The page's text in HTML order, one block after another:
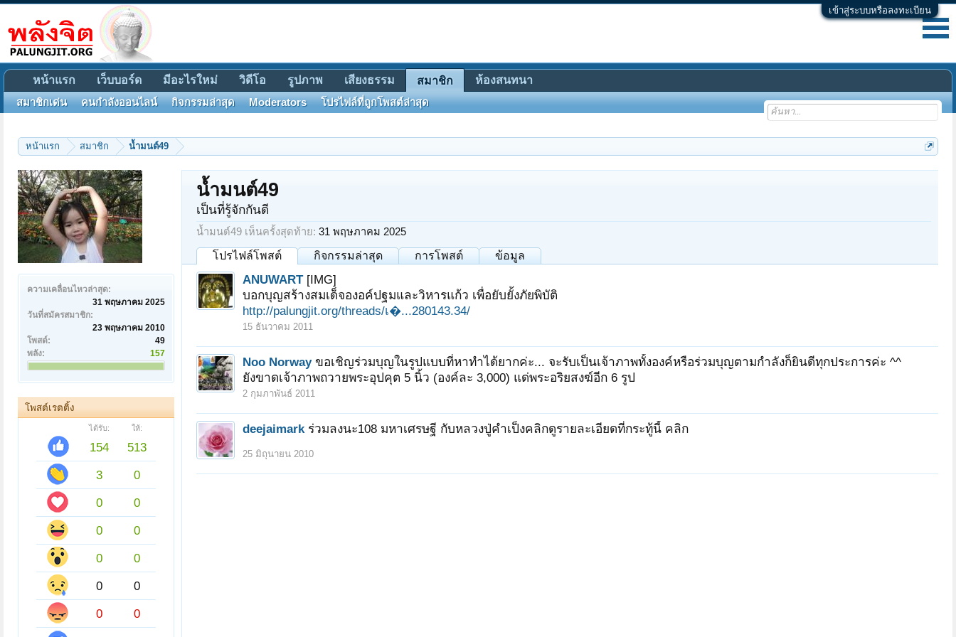
เข้าสู่ระบบหรือลงทะเบียน
หน้าแรก สมาชิก น้ำมนต์49
ความเคลื่อนไหวล่าสุด:
31 พฤษภาคม 2025
วันที่สมัครสมาชิก:
23 พฤษภาคม 2010
โพสต์:
49
พลัง:
157
โพสต์เรตติ้ง
ได้รับ: ให้:
154
513
3
0
0
0
0
0
0
0
0
0
0
0
น้ำมนต์49
เป็นที่รู้จักกันดี
น้ำมนต์49 เห็นครั้งสุดท้าย: 31 พฤษภาคม 2025
โปรไฟล์โพสต์ กิจกรรมล่าสุด การโพสต์ ข้อมูล
ANUWART [IMG]
บอกบุญสร้างสมเด็จองอค์ปฐมและวิหารแก้ว เพื่อยับยั้งภัยพิบัติ
http://palungjit.org/threads/เ�...280143.34/
15 ธันวาคม 2011
Noo Norway ขอเชิญร่วมบุญในรูปแบบที่หาทำได้ยากค่ะ... จะรับเป็นเจ้าภาพทั้งองค์หรือร่วมบุญตามกำลังก็ยินดีทุกประการค่ะ ^^
ยังขาดเจ้าภาพถวายพระอุปคุต 5 นิ้ว (องค์ละ 3,000) แด่พระอริยสงฆ์อีก 6 รูป
2 กุมภาพันธ์ 2011
deejaimark ร่วมลงนะ108 มหาเศรษฐี กับหลวงปู่คำเป็งคลิกดูรายละเอียดที่กระทู้นี้ คลิก
25 มิถุนายน 2010
หน้าแรก เว็บบอร์ด มีอะไรใหม่ วิดีโอ รูปภาพ เสียงธรรม สมาชิก
สมาชิกเด่น คนกำลังออนไลน์ กิจกรรมล่าสุด Moderators โปรไฟล์ที่ถูกโพสต์ล่าสุด
ห้องสนทนา